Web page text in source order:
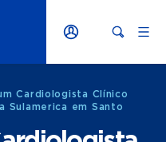
Cardiologista Clínico
Sulamerica em Santo